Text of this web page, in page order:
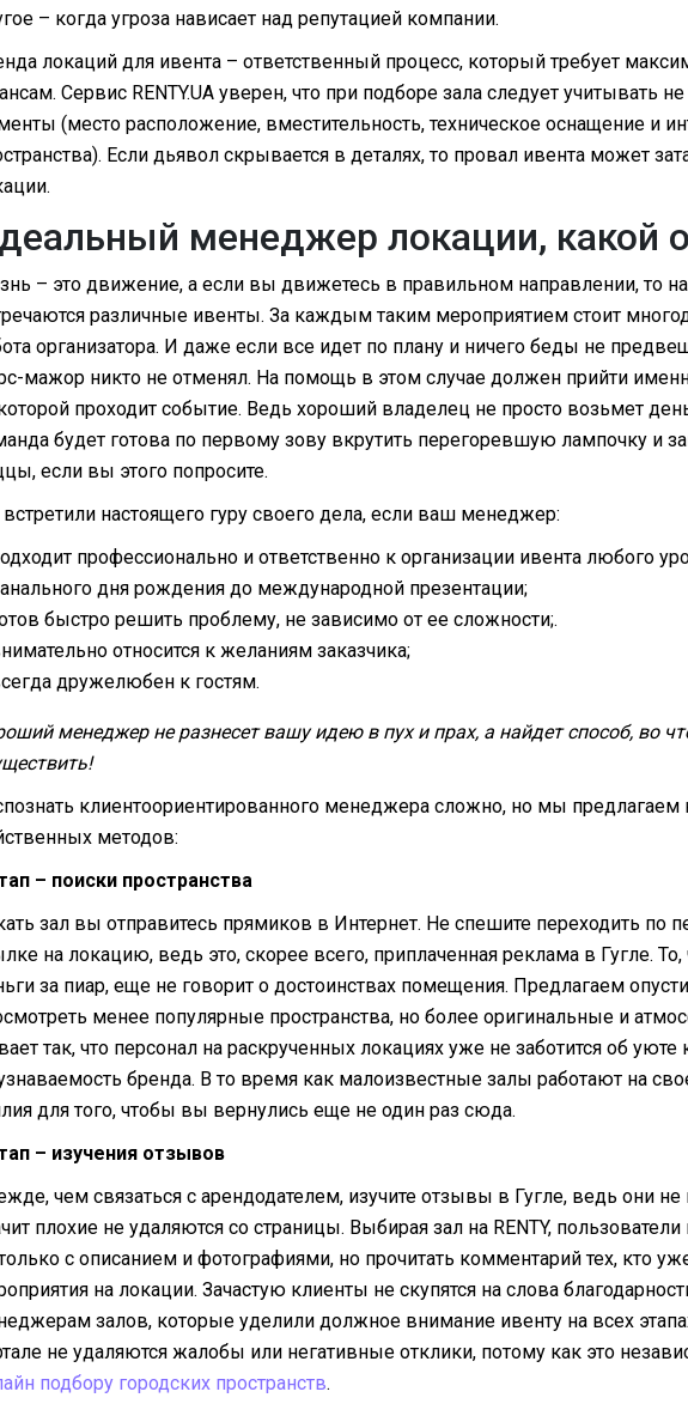
– когда угроза нависает над репутацией компании.
локаций для ивента – ответственный процесс, который требует
Сервис RENTY.UA уверен, что при подборе зала следует учитывать
(место расположение, вместительность, техническое оснащение и
Если дьявол скрывается в деталях, то провал ивента может
менеджер локации, какой
– это движение, а если вы движетесь в правильном направлении, то
различные ивенты. За каждым таким мероприятием стоит
организатора. И даже если все идет по плану и ничего беды не
мажор никто не отменял. На помощь в этом случае должен прийти
проходит событие. Ведь хороший владелец не просто возьмет
будет готова по первому зову вкрутить перегоревшую лампочку и
если вы этого попросите.
настоящего гуру своего дела, если ваш менеджер:
профессионально и ответственно к организации ивента любого
дня рождения до международной презентации;
быстро решить проблему, не зависимо от ее сложности;.
относится к желаниям заказчика;
дружелюбен к гостям.
менеджер не разнесет вашу идею в пух и прах, а найдет способ, во
клиентоориентированного менеджера сложно, но мы предлагаем
методов:
– поиски пространства
зал вы отправитесь прямиков в Интернет. Не спешите переходить по
на локацию, ведь это, скорее всего, приплаченная реклама в Гугле.
за пиар, еще не говорит о достоинствах помещения. Предлагаем
менее популярные пространства, но более оригинальные и
так, что персонал на раскрученных локациях уже не заботится об уюте
бренда. В то время как малоизвестные залы работают на
для того, чтобы вы вернулись еще не один раз сюда.
– изучения отзывов
чем связаться с арендодателем, изучите отзывы в Гугле, ведь они
плохие не удаляются со страницы. Выбирая зал на RENTY,
с описанием и фотографиями, но прочитать комментарий тех, кто
на локации. Зачастую клиенты не скупятся на слова
залов, которые уделили должное внимание ивенту на всех
не удаляются жалобы или негативные отклики, потому как это
подбору городских пространств.